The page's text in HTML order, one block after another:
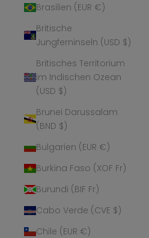
Brasilien (EUR €)
Britische
Jungferninseln (USD $)
Britisches Territorium
im Indischen Ozean
(USD $)
Brunei Darussalam
(BND $)
Bulgarien (EUR €)
Burkina Faso (XOF Fr)
Burundi (BIF Fr)
Cabo Verde (CVE $)
Chile (EUR €)